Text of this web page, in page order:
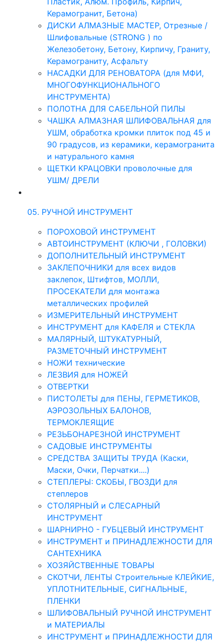
Керамогранит, Бетона)
ДИСКИ АЛМАЗНЫЕ МАСТЕР, Отрезные /
Шлифовальные (STRONG ) по
Железобетону, Бетону, Кирпичу, Граниту,
Керамограниту, Асфальту
НАСАДКИ ДЛЯ РЕНОВАТОРА (для МФИ,
МНОГОФУНКЦИОНАЛЬНОГО
ИНСТРУМЕНТА)
ПОЛОТНА ДЛЯ САБЕЛЬНОЙ ПИЛЫ
ЧАШКА АЛМАЗНАЯ ШЛИФОВАЛЬНАЯ для
УШМ, обработка кромки плиток под 45 и
90 градусов, из керамики, керамогранита
и натурального камня
ЩЕТКИ КРАЦОВКИ проволочные для
УШМ/ ДРЕЛИ
05. РУЧНОЙ ИНСТРУМЕНТ
ПОРОХОВОЙ ИНСТРУМЕНТ
АВТОИНСТРУМЕНТ (КЛЮЧИ , ГОЛОВКИ)
ДОПОЛНИТЕЛЬНЫЙ ИНСТРУМЕНТ
ЗАКЛЕПОЧНИКИ для всех видов
заклепок, Штифтов, МОЛЛИ,
ПРОСЕКАТЕЛИ для монтажа
металлических профилей
ИЗМЕРИТЕЛЬНЫЙ ИНСТРУМЕНТ
ИНСТРУМЕНТ для КАФЕЛЯ и СТЕКЛА
МАЛЯРНЫЙ, ШТУКАТУРНЫЙ,
РАЗМЕТОЧНЫЙ ИНСТРУМЕНТ
НОЖИ технические
ЛЕЗВИЯ для НОЖЕЙ
ОТВЕРТКИ
ПИСТОЛЕТЫ для ПЕНЫ, ГЕРМЕТИКОВ,
АЭРОЗОЛЬНЫХ БАЛОНОВ,
ТЕРМОКЛЕЯЩИЕ
РЕЗЬБОНАРЕЗНОЙ ИНСТРУМЕНТ
САДОВЫЕ ИНСТРУМЕНТЫ
СРЕДСТВА ЗАЩИТЫ ТРУДА (Каски,
Маски, Очки, Перчатки....)
СТЕПЛЕРЫ: СКОБЫ, ГВОЗДИ для
степлеров
СТОЛЯРНЫЙ и СЛЕСАРНЫЙ
ИНСТРУМЕНТ
ШАРНИРНО - ГУБЦЕВЫЙ ИНСТРУМЕНТ
ИНСТРУМЕНТ и ПРИНАДЛЕЖНОСТИ ДЛЯ
САНТЕХНИКА
ХОЗЯЙСТВЕННЫЕ ТОВАРЫ
СКОТЧИ, ЛЕНТЫ Строительные КЛЕЙКИЕ,
УПЛОТНИТЕЛЬНЫЕ, СИГНАЛЬНЫЕ,
ПЛЕНКИ
ШЛИФОВАЛЬНЫЙ РУЧНОЙ ИНСТРУМЕНТ
и МАТЕРИАЛЫ
ИНСТРУМЕНТ и ПРИНАДЛЕЖНОСТИ ДЛЯ